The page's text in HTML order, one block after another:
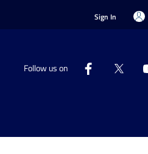
Sign In
Follow us on